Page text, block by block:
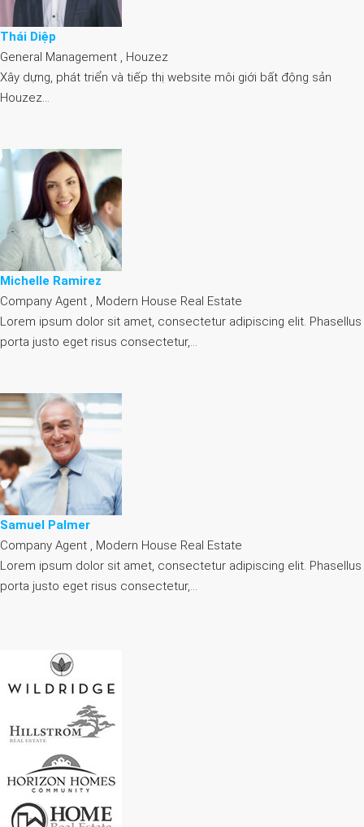
Thái Diệp
General Management , Houzez
Xây dựng, phát triển và tiếp thị website môi giới bất động sản
Houzez…
Michelle Ramirez
Company Agent , Modern House Real Estate
Lorem ipsum dolor sit amet, consectetur adipiscing elit. Phasellus
porta justo eget risus consectetur,…
Samuel Palmer
Company Agent , Modern House Real Estate
Lorem ipsum dolor sit amet, consectetur adipiscing elit. Phasellus
porta justo eget risus consectetur,…